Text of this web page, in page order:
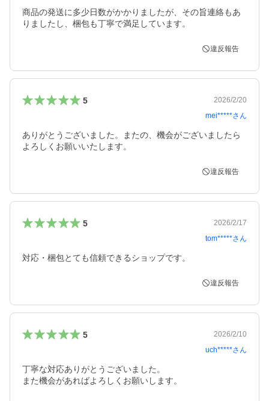
商品の発送に多少日数がかかりましたが、その旨連絡もあ
りましたし、梱包も丁寧で満足しています。
違反報告
5
2026/2/20
mei*****さん
ありがとうございました。またの、機会がございましたら
よろしくお願いいたします。
違反報告
5
2026/2/17
tom*****さん
対応・梱包とても信頼できるショップです。
違反報告
5
2026/2/10
uch*****さん
丁寧な対応ありがとうございました。
また機会があればよろしくお願いします。